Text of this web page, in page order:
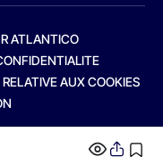
ATLANTICO
AUX COOKIES